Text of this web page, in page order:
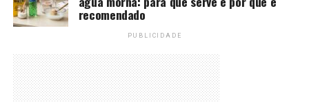
recomendado
PUBLICIDADE